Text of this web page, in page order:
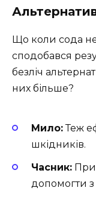
Що коли сода
сподобався
безліч
них більше?
Мило:Теж
шкідників.
Часник:
допомогти